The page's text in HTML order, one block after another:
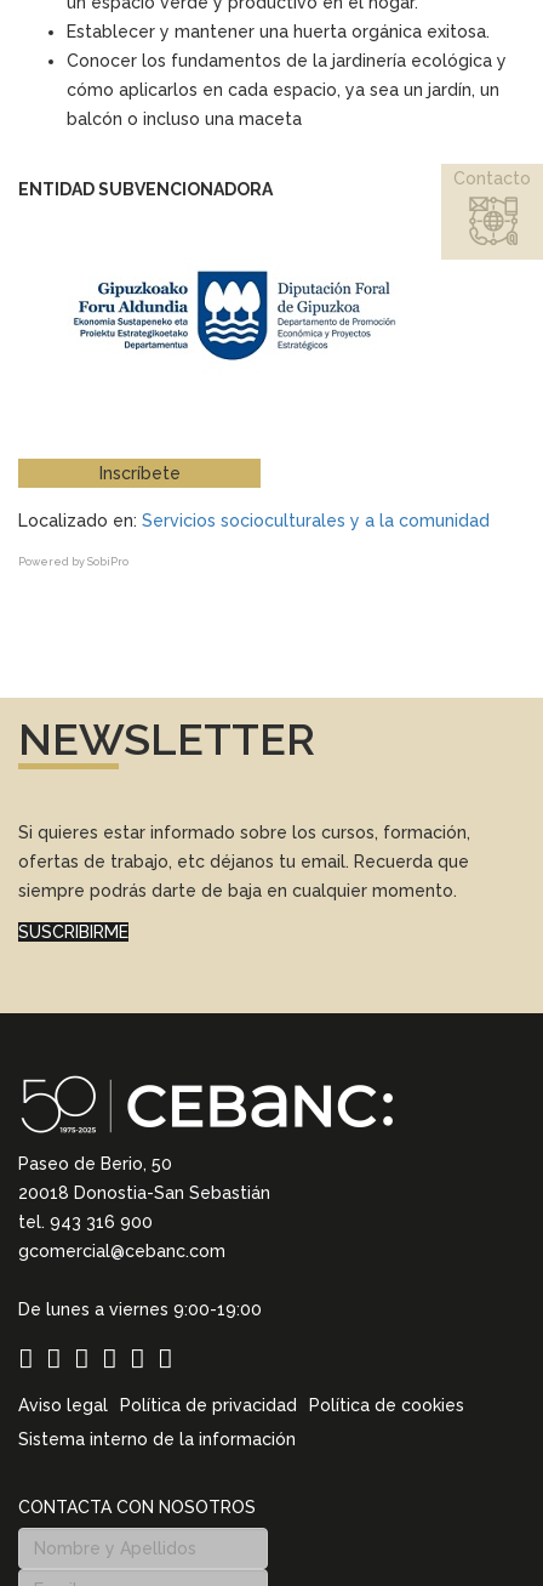
Establecer y mantener una huerta orgánica exitosa.
Conocer los fundamentos de la jardinería ecológica y
cómo aplicarlos en cada espacio, ya sea un jardín, un
balcón o incluso una maceta
ENTIDAD SUBVENCIONADORA
Inscríbete
Localizado en: Servicios socioculturales y a la comunidad
Powered by SobiPro
NEWSLETTER
Si quieres estar informado sobre los cursos, formación,
ofertas de trabajo, etc déjanos tu email. Recuerda que
siempre podrás darte de baja en cualquier momento.
SUSCRIBIRME
Paseo de Berio, 50
20018 Donostia-San Sebastián
tel. 943 316 900
gcomercial@cebanc.com
De lunes a viernes 9:00-19:00
Aviso legal Política de privacidad
Política de cookies
Sistema interno de la información
CONTACTA CON NOSOTROS
Contacto